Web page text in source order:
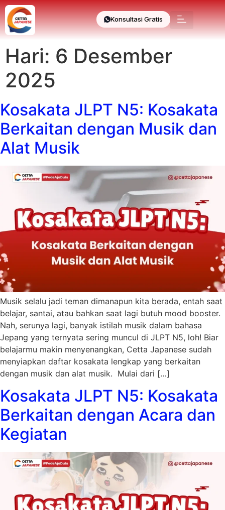
Konsultasi Gratis
Hari: 6 Desember
2025
Kosakata JLPT N5: Kosakata
Berkaitan dengan Musik dan
Alat Musik
Musik selalu jadi teman dimanapun kita berada, entah saat
belajar, santai, atau bahkan saat lagi butuh mood booster.
Nah, serunya lagi, banyak istilah musik dalam bahasa
Jepang yang ternyata sering muncul di JLPT N5, loh! Biar
belajarmu makin menyenangkan, Cetta Japanese sudah
menyiapkan daftar kosakata lengkap yang berkaitan
dengan musik dan alat musik. Mulai dari […]
Kosakata JLPT N5: Kosakata
Berkaitan dengan Acara dan
Kegiatan